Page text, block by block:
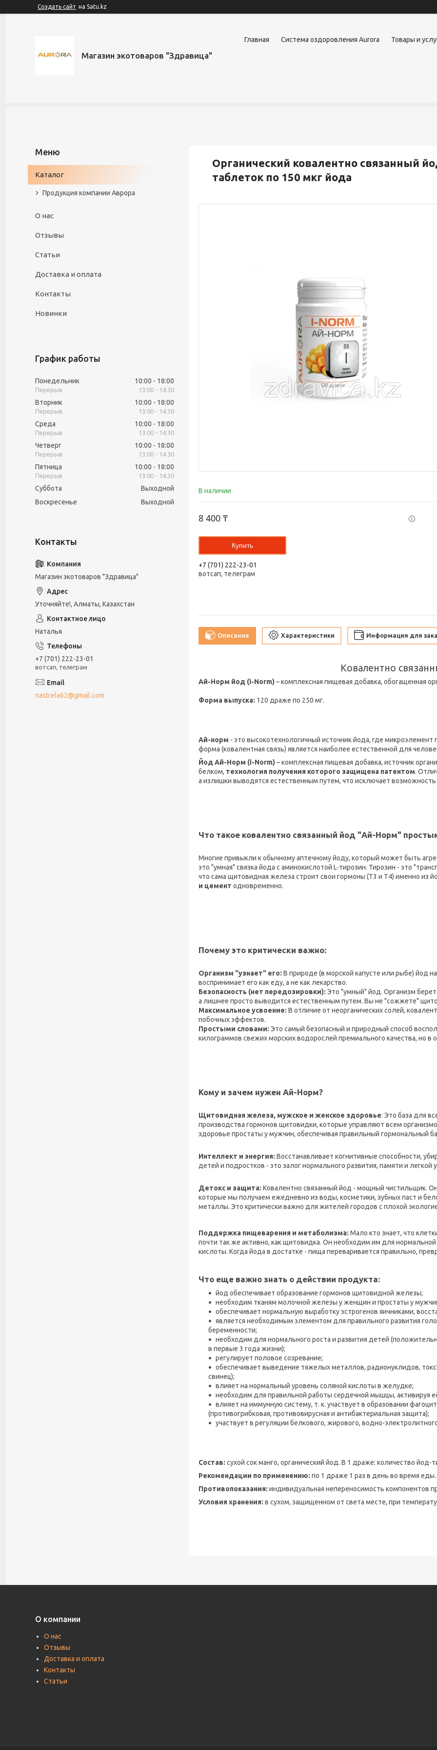
Создать сайт на Satu.kz
Магазин экотоваров "Здравица"
Главная Система оздоровления Aurora Товары и
Органический ковалентно связанный
таблеток по 150 мкг йода
В наличии
8 400 ₸
Купить
+7 (701) 222-23-01
вотсап, телеграм
Описание Характеристики Информация для
Ковалентно
Ай-Норм йод (i-Norm) – комплексная пищевая добавка, обогащенная
Форма выпуска: 120 драже по 250 мг.
Ай-норм - это высокотехнологичный источник йода, где микроэлемент
форма (ковалентная связь) является наиболее естественной для
Йод Ай-Норм (i-Norm) – комплексная пищевая добавка, источник
белком, технология получения которого защищена патентом.
а излишки выводятся естественным путем, что исключает
Что такое ковалентно связанный йод "Ай-Норм"
​Многие привыкли к обычному аптечному йоду, который может быть
это "умная" связка йода с аминокислотой L-тирозин. Тирозин - это
что сама щитовидная железа строит свои гормоны (Т3 и Т4) именно из
и цемент одновременно.
​Почему это критически важно:
​Организм "узнает" его: В природе (в морской капусте или рыбе) йод
воспринимает его как еду, а не как лекарство.
​Безопасность (нет передозировки): Это "умный" йод. Организм
а лишнее просто выводится естественным путем. Вы не "сожжете"
​Максимальное усвоение: В отличие от неорганических солей,
побочных эффектов.
​Простыми словами: Это самый безопасный и природный способ
килограммов свежих морских водорослей премиального качества, но в
Кому и зачем нужен Ай-Норм?
​Щитовидная железа, мужское и женское здоровье: Это база для
производства гормонов щитовидки, которые управляют всем
здоровье простаты у мужчин, обеспечивая правильный гормональный
​Интеллект и энергия: Восстанавливает когнитивные способности,
детей и подростков - это залог нормального развития, памяти и легкой
​Детокс и защита: Ковалентно связанный йод - мощный чистильщик.
которые мы получаем ежедневно из воды, косметики, зубных паст и
металлы. Это критически важно для жителей городов с плохой
Поддержка пищеварения и метаболизма: Мало кто знает, что
почти так же активно, как щитовидка. Он необходим им для
кислоты. Когда йода в достатке - пища переваривается правильно,
Что еще важно знать о действии продукта:
​йод обеспечивает образование гормонов щитовидной железы;
​необходим тканям молочной железы у женщин и простаты у
​обеспечивает нормальную выработку эстрогенов яичниками,
​является необходимым элементом для правильного развития
беременности;
​необходим для нормального роста и развития детей
в первые 3 года жизни);
​регулирует половое созревание;
​обеспечивает выведение тяжелых металлов, радионуклидов,
свинец);
​влияет на нормальный уровень соляной кислоты в желудке;
​необходим для правильной работы сердечной мышцы, активируя
​влияет на иммунную систему, т. к. участвует в образовании
(противогрибковая, противовирусная и антибактериальная защита);
​участвует в регуляции белкового, жирового, водно-
Состав: сухой сок манго, органический йод. В 1 драже: количество йод-
Рекомендации по применению: по 1 драже 1 раз в день во время еды.
Противопоказания: индивидуальная непереносимость компонентов
Условия хранения: в сухом, защищенном от света месте, при
Каталог
Продукция компании Аврора
О нас
Отзывы
Статьи
Доставка и оплата
Контакты
Новинки
График работы
Понедельник 10:00 18:00
13:00 14:30
Вторник 10:00 18:00
13:00 14:30
Среда 10:00 18:00
13:00 14:30
Четверг 10:00 18:00
13:00 14:30
Пятница 10:00 18:00
13:00 14:30
Суббота
Выходной
Воскресенье
Выходной
Магазин экотоваров "Здравица"
Уточняйте!, Алматы, Казахстан
Наталья
+7 (701) 222-23-01
вотсап, телеграм
nastrela62@gmail.com
О компании
О нас
Отзывы
Доставка и оплата
Контакты
Статьи